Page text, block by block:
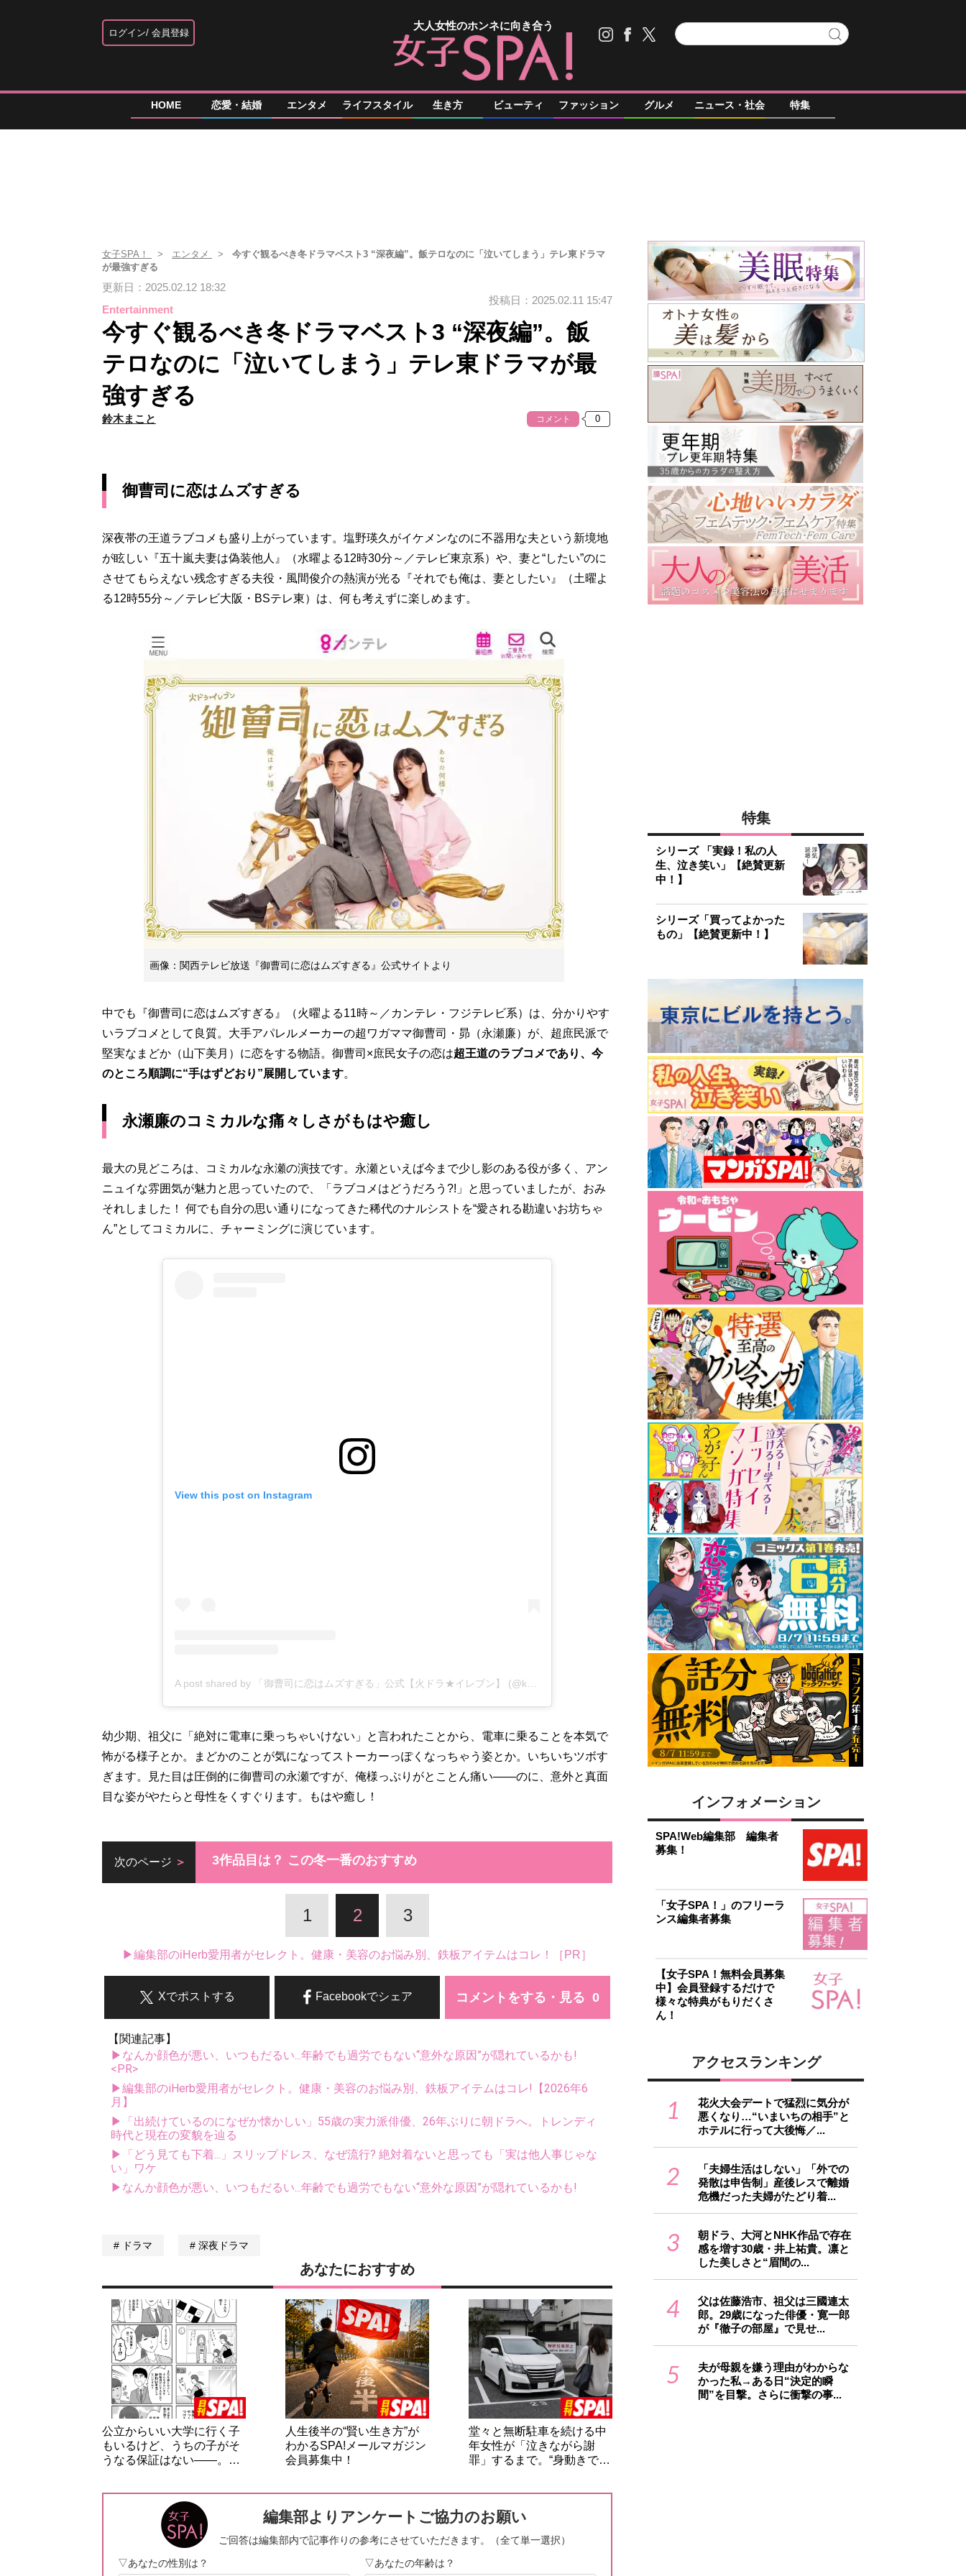
ログイン 会員登録
大人女性のホンネに向き合う
HOME 恋愛・結婚 エンタメ ライフスタイル 生き方 ビューティ ファッション グルメ ニュース・社会 特集
女子SPA！ エンタメ
今すぐ観るべき冬ドラマベスト3 “深夜編”。飯テロなのに「泣いてしまう」テレ東ドラマ
が最強すぎる
更新日：2025.02.12 18:32
Entertainment
投稿日：2025.02.11 15:47
今すぐ観るべき冬ドラマベスト3 “深夜編”。飯
テロなのに「泣いてしまう」テレ東ドラマが最
強すぎる
鈴木まこと コメント
御曹司に恋はムズすぎる
深夜帯の王道ラブコメも盛り上がっています。塩野瑛久がイケメンなのに不器用な夫という新境地
が眩しい『五十嵐夫妻は偽装他人』（水曜よる12時30分～／テレビ東京系）や、妻と“したい”のに
させてもらえない残念すぎる夫役・風間俊介の熱演が光る『それでも俺は、妻としたい』（土曜よ
る12時55分～／テレビ大阪・BSテレ東）は、何も考えずに楽しめます。
画像：関西テレビ放送『御曹司に恋はムズすぎる』公式サイトより
中でも『御曹司に恋はムズすぎる』（火曜よる11時～／カンテレ・フジテレビ系）は、分かりやす
いラブコメとして良質。大手アパレルメーカーの超ワガママ御曹司・昴（永瀬廉）が、超庶民派で
堅実なまどか（山下美月）に恋をする物語。御曹司×庶民女子の恋は超王道のラブコメであり、今
のところ順調に“手はずどおり”展開しています。
永瀬廉のコミカルな痛々しさがもはや癒し
最大の見どころは、コミカルな永瀬の演技です。永瀬といえば今まで少し影のある役が多く、アン
ニュイな雰囲気が魅力と思っていたので、「ラブコメはどうだろう?!」と思っていましたが、おみ
それしました！ 何でも自分の思い通りになってきた稀代のナルシストを“愛される勘違いお坊ちゃ
ん”としてコミカルに、チャーミングに演じています。
View this post on Instagram
幼少期、祖父に「絶対に電車に乗っちゃいけない」と言われたことから、電車に乗ることを本気で
怖がる様子とか。まどかのことが気になってストーカーっぽくなっちゃう姿とか。いちいちツボす
ぎます。見た目は圧倒的に御曹司の永瀬ですが、俺様っぷりがとことん痛い――のに、意外と真面
目な姿がやたらと母性をくすぐります。もはや癒し！
次のページ 3作品目は？ この冬一番のおすすめ
1 2 3
▶編集部のiHerb愛用者がセレクト。健康・美容のお悩み別、鉄板アイテムはコレ！［PR］
コメントをする・見る
Facebookでシェア
Xでポストする
【関連記事】
▶なんか顔色が悪い、いつもだるい...年齢でも過労でもない“意外な原因”が隠れているかも!
<PR>
▶編集部のiHerb愛用者がセレクト。健康・美容のお悩み別、鉄板アイテムはコレ!【2026年6
月】
▶「出続けているのになぜか懐かしい」55歳の実力派俳優、26年ぶりに朝ドラへ。トレンディ
時代と現在の変貌を辿る
▶「どう見ても下着...」スリップドレス、なぜ流行? 絶対着ないと思っても「実は他人事じゃな
い」ワケ
▶なんか顔色が悪い、いつもだるい...年齢でも過労でもない“意外な原因”が隠れているかも!
ドラマ 深夜ドラマ
あなたにおすすめ
公立からいい大学に行く子
もいるけど、うちの子がそ
うなる保証はない――。…
人生後半の“賢い生き方”が
わかるSPA!メールマガジン
会員募集中！
堂々と無断駐車を続ける中
年女性が「泣きながら謝
罪」するまで。“身動きで…
特集
シリーズ 「実録！私の人
生、泣き笑い」【絶賛更新
中！】
シリーズ「買ってよかった
もの」【絶賛更新中！】
インフォメーション
SPA!Web編集部 編集者
募集！
「女子SPA！」のフリーラ
ンス編集者募集
【女子SPA！無料会員募集
中】会員登録するだけで
様々な特典がもりだくさ
ん！
アクセスランキング
1
花火大会デートで猛烈に気分が
悪くなり…“いまいちの相手”と
ホテルに行って大後悔／...
2
「夫婦生活はしない」「外での
発散は申告制」産後レスで離婚
危機だった夫婦がたどり着...
3
朝ドラ、大河とNHK作品で存在
感を増す30歳・井上祐貴。凛と
した美しさと“眉間の...
4
父は佐藤浩市、祖父は三國連太
郎。29歳になった俳優・寛一郎
が『徹子の部屋』で見せ...
5
夫が母親を嫌う理由がわからな
かった私→ある日“決定的瞬
間”を目撃。さらに衝撃の事...